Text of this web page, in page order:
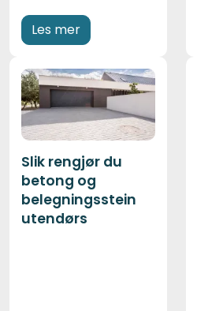
Les mer
Slik rengjør du
betong og
belegningsstein
utendørs